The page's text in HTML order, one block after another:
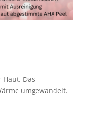
Das
umgewandelt.